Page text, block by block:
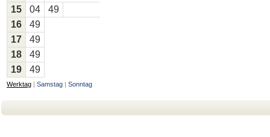
15
04
49
16
49
17
49
18
49
19
49
Werktag | Samstag | Sonntag